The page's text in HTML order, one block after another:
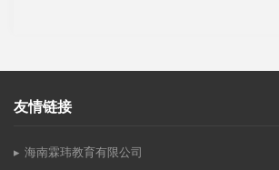
友情链接
海南霖玮教育有限公司